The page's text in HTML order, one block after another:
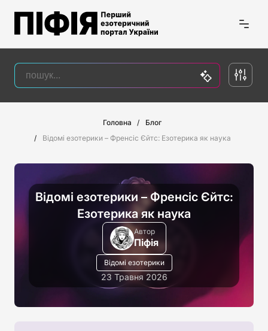
Головна
Блог
Відомі езотерики – Френсіс Єйтс: Езотерика як наука
Відомі езотерики – Френсіс Єйтс:
Езотерика як наука
Автор
Піфія
Відомі езотерики
23 Травня 2026